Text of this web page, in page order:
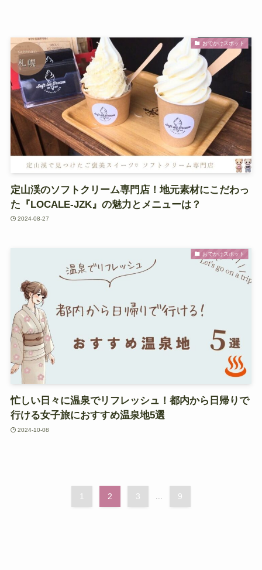
おでかけスポット
定山渓のソフトクリーム専門店！地元素材にこだわっ
た『LOCALE-JZK』の魅力とメニューは？
2024-08-27
おでかけスポット
忙しい日々に温泉でリフレッシュ！都内から日帰りで
行ける女子旅におすすめ温泉地5選
2024-10-08
1 2 3 ... 9